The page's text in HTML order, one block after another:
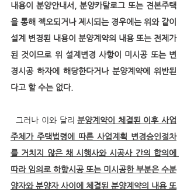
내용이 분양안내서, 분양카탈로그 또는 견본주택
을 통해 젝오되거나 제시되는 경우에는 위와 같이
설계 변경된 내용이 분양계약의 내용 또는 전제가
된 것이므로 위 설계변경 사항이 미시공 또는 변
경시공 하자에 해당한다거나 분양계약에 위반된
다고 할 수는 없다.
  그러나 이와 달리
분양계약이 체결된 이후 사업
주체가 주택법령에 따른 사업계획 변경승인절차
를 거치지 않은 채 시행사와 시공사 간의 합의에
따라 임의로 하향시공 또는 미시공한 부분은 수분
양자와 분양자 사이에 체결된 분양계약의 내용 또